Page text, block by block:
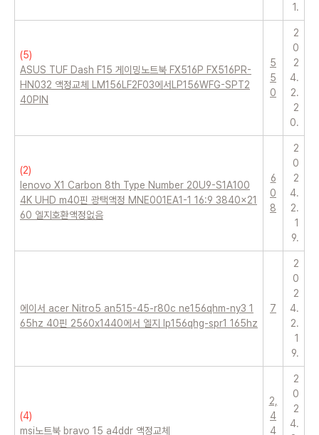
1.
(5)
ASUS TUF Dash F15 게이밍노트북 FX516P FX516PR-
HN032 액정교체 LM156LF2F03에서LP156WFG-SPT2
40PIN
5
5
0
2
0
2
4.
2.
2
0.
(2)
lenovo X1 Carbon 8th Type Number 20U9-S1A100
4K UHD m40핀 광택액정 MNE001EA1-1 16:9 3840x21
60 엘지호환액정없음
6
0
8
2
0
2
4.
2.
1
9.
에이서 acer Nitro5 an515-45-r80c ne156qhm-ny3 1
65hz 40핀 2560x1440에서 엘지 lp156qhg-spr1 165hz
7
2
0
2
4.
2.
1
9.
(4)
msi노트북 bravo 15 a4ddr 액정교체
2,
4
4
2
0
2
4.